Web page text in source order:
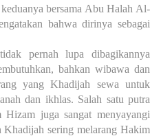
bersama Abu Halah Al-
bahwa dirinya sebagai
pernah lupa dibagikannya
bahkan wibawa dan
yang Khadijah sewa untuk
dan ikhlas. Salah satu putra
juga sangat menyayangi
sering melarang Hakim